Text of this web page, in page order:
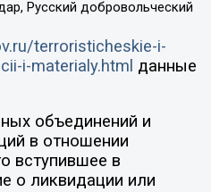
Русский добровольческий
terroristicheskie-i-
i-materialy.html данные
объединений и
в отношении
вступившее в
о ликвидации или